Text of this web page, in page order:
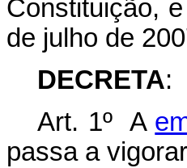
Constituição,
de julho de
DECRETA:
Art. 1º A
passa a